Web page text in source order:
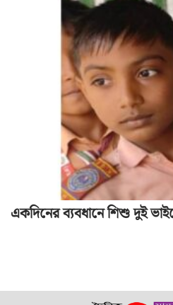
একদিনের ব্যবধানে শিশু দুই